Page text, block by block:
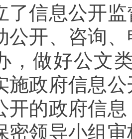
了信息公开
公开、咨询
，做好公文
施政府信息
开的政府信
密领导小组